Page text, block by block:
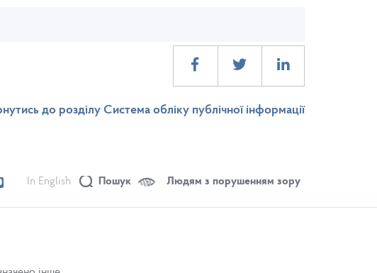
до розділу Система обліку публічної інформації
Людям з порушенням зору
Пошук
In English